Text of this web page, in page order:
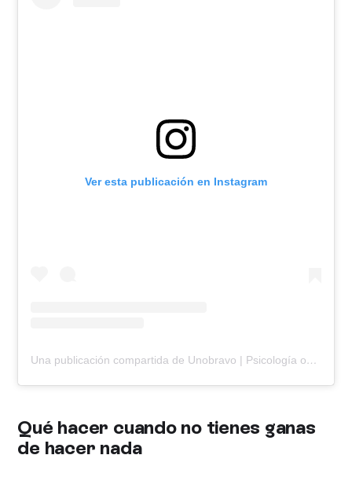
Ver esta publicación en Instagram
Una publicación compartida de Unobravo | Psicología online (@unobravo_es)
Qué hacer cuando no tienes ganas
de hacer nada